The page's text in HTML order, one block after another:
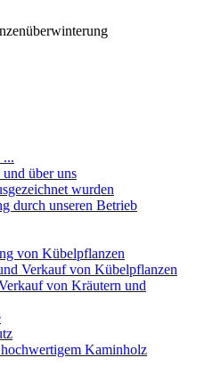
...
über uns
wurden
durch unseren Betrieb
von Kübelpflanzen
Verkauf von Kübelpflanzen
von Kräutern und
Kaminholz